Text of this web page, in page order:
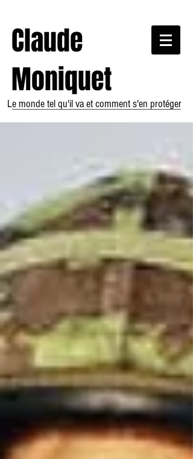
Claude
Moniquet
Le monde tel qu'il va et comment s'en protéger